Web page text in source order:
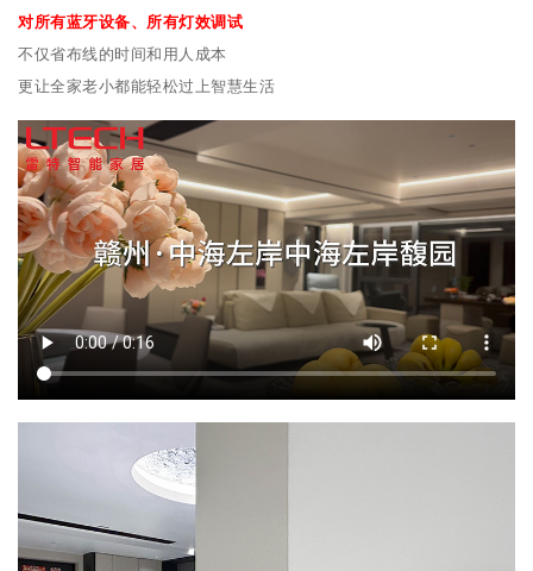
对所有蓝牙设备、所有灯效调试
不仅省布线的时间和用人成本
更让全家老小都能轻松过上智慧生活